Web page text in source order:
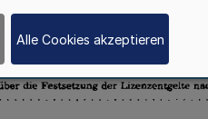
Alle Cookies akzeptieren